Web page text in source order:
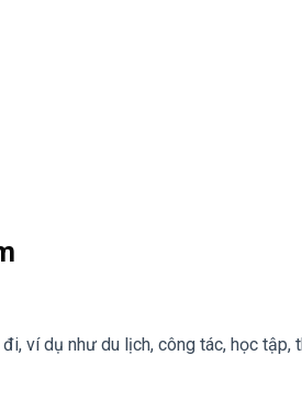
ví dụ như du lịch, công tác, học tập,